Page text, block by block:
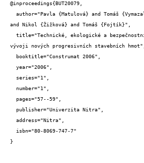
@inproceedings{BUT20079,
and Nikol {Žižková} and Tomáš {Fojtík}",
vývoji nových progresivních stavebních hmot",
}